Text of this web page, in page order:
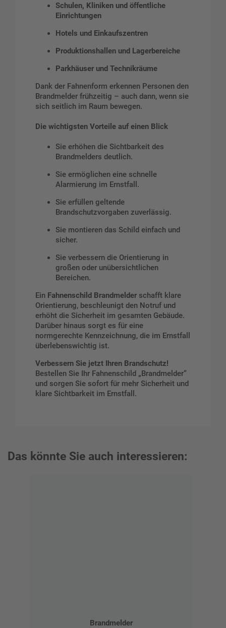
Schulen, Kliniken und öffentliche
Einrichtungen
Hotels und Einkaufszentren
Produktionshallen und Lagerbereiche
Parkhäuser und Technikräume
Dank der Fahnenform erkennen Personen den
Brandmelder frühzeitig – auch dann, wenn sie
sich seitlich im Raum bewegen.
Die wichtigsten Vorteile auf einen Blick
Sie erhöhen die Sichtbarkeit des
Brandmelders deutlich.
Sie ermöglichen eine schnelle
Alarmierung im Ernstfall.
Sie erfüllen geltende
Brandschutzvorgaben zuverlässig.
Sie montieren das Schild einfach und
sicher.
Sie verbessern die Orientierung in
großen oder unübersichtlichen
Bereichen.
Ein Fahnenschild Brandmelder schafft klare
Orientierung, beschleunigt den Notruf und
erhöht die Sicherheit im gesamten Gebäude.
Darüber hinaus sorgt es für eine
normgerechte Kennzeichnung, die im Ernstfall
überlebenswichtig ist.
Verbessern Sie jetzt Ihren Brandschutz!
Bestellen Sie Ihr Fahnenschild „Brandmelder“
und sorgen Sie sofort für mehr Sicherheit und
klare Sichtbarkeit im Ernstfall.
Das könnte Sie auch interessieren:
Brandmelder